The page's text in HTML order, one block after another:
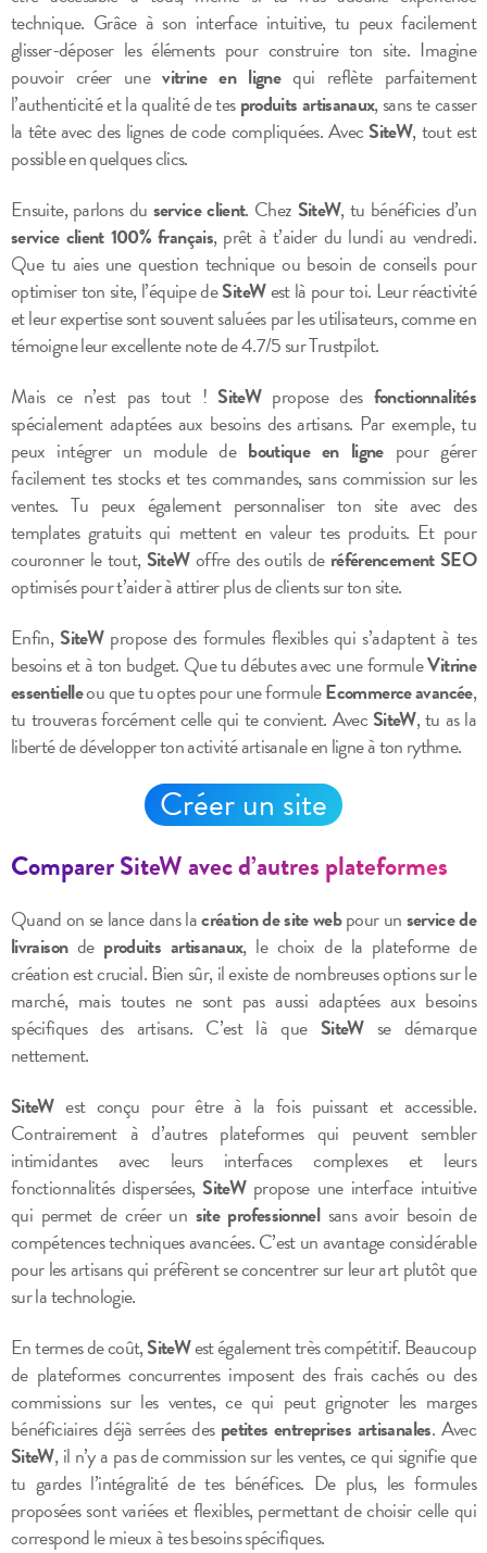
technique. Grâce à son interface intuitive, tu peux facilement
glisser-déposer les éléments pour construire ton site. Imagine
pouvoir créer unevitrine en lignequi reflète parfaitement
l’authenticité et la qualité de tesproduits artisanaux, sans te casser
la tête avec des lignes de code compliquées. Avec SiteW, tout est
possible en quelques clics.
Ensuite, parlons du service client. Chez SiteW, tu bénéficies d’un
service client 100% français, prêt à t’aider du lundi au vendredi.
Que tu aies une question technique ou besoin de conseils pour
optimiser ton site, l’équipe deSiteWest là pour toi. Leur réactivité
et leur expertise sont souvent saluées par les utilisateurs, comme en
témoigne leur excellente note de 4.7/5 sur Trustpilot.
Mais ce n’est pas tout ! SiteWpropose des fonctionnalités
spécialement adaptées aux besoins des artisans. Par exemple, tu
peux intégrer un module de boutique en lignepour gérer
facilement tes stocks et tes commandes, sans commission sur les
ventes. Tu peux également personnaliser ton site avec des
templates gratuits qui mettent en valeur tes produits. Et pour
couronner le tout, SiteWoffre des outils de référencement SEO
optimisés pour t’aider à attirer plus de clients sur ton site.
Enfin, SiteWpropose des formules flexibles qui s’adaptent à tes
besoins et à ton budget. Que tu débutes avec une formuleVitrine
essentielleou que tu optes pour une formuleEcommerce avancée,
tu trouveras forcément celle qui te convient. Avec SiteW, tu as la
liberté de développer ton activité artisanale en ligne à ton rythme.
Créer un site
Comparer SiteW avec d’autres plateformes
Quand on se lance dans lacréation de site webpour unservice de
livraisonde produits artisanaux, le choix de la plateforme de
création est crucial. Bien sûr, il existe de nombreuses options sur le
marché, mais toutes ne sont pas aussi adaptées aux besoins
spécifiques des artisans. C’est là que SiteWse démarque
nettement.
SiteWest conçu pour être à la fois puissant et accessible.
Contrairement à d’autres plateformes qui peuvent sembler
intimidantes avec leurs interfaces complexes et leurs
fonctionnalités dispersées, SiteWpropose une interface intuitive
qui permet de créer un site professionnelsans avoir besoin de
compétences techniques avancées. C’est un avantage considérable
pour les artisans qui préfèrent se concentrer sur leur art plutôt que
sur la technologie.
En termes de coût,SiteWest également très compétitif. Beaucoup
de plateformes concurrentes imposent des frais cachés ou des
commissions sur les ventes, ce qui peut grignoter les marges
bénéficiaires déjà serrées des petites entreprises artisanales. Avec
SiteW, il n’y a pas de commission sur les ventes, ce qui signifie que
tu gardes l’intégralité de tes bénéfices. De plus, les formules
proposées sont variées et flexibles, permettant de choisir celle qui
correspond le mieux à tes besoins spécifiques.